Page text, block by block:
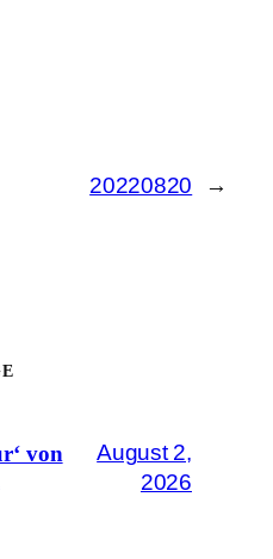
20220820 →
von
August 2,
2026